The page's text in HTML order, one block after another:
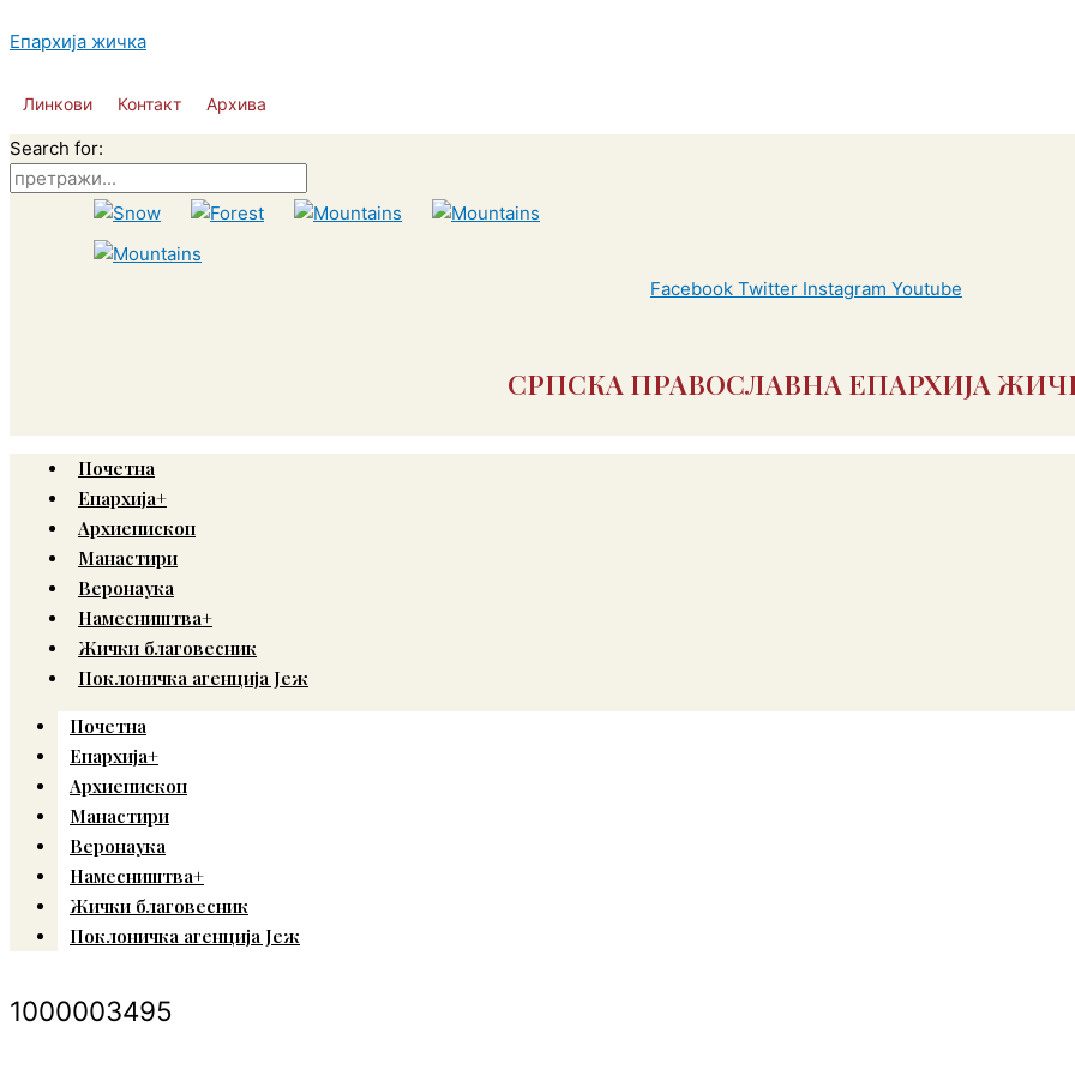
на
Епархија жичка
Линкови Контакт Архива
Search for:
Facebook Twitter Instagram Youtube
СРПСКА ПРАВОСЛАВНА ЕПАРХИЈА
Почетна
Епархија+
Архиепископ
Манастири
Веронаука
Намесништва+
Жички благовесник
Поклоничка агенција Јеж
Почетна
Епархија+
Архиепископ
Манастири
Веронаука
Намесништва+
Жички благовесник
Поклоничка агенција Јеж
1000003495